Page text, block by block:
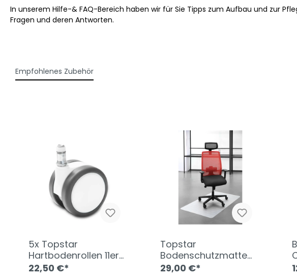
In unserem Hilfe-& FAQ-Bereich haben wir für Sie Tipps zum Aufbau und zur
Fragen und deren Antworten.
Empfohlenes Zubehör
5x Topstar
Hartbodenrollen 11er-
Stift weiß
22,50 €*
Topstar
Bodenschutzmatte
119x78cm
29,00 €*